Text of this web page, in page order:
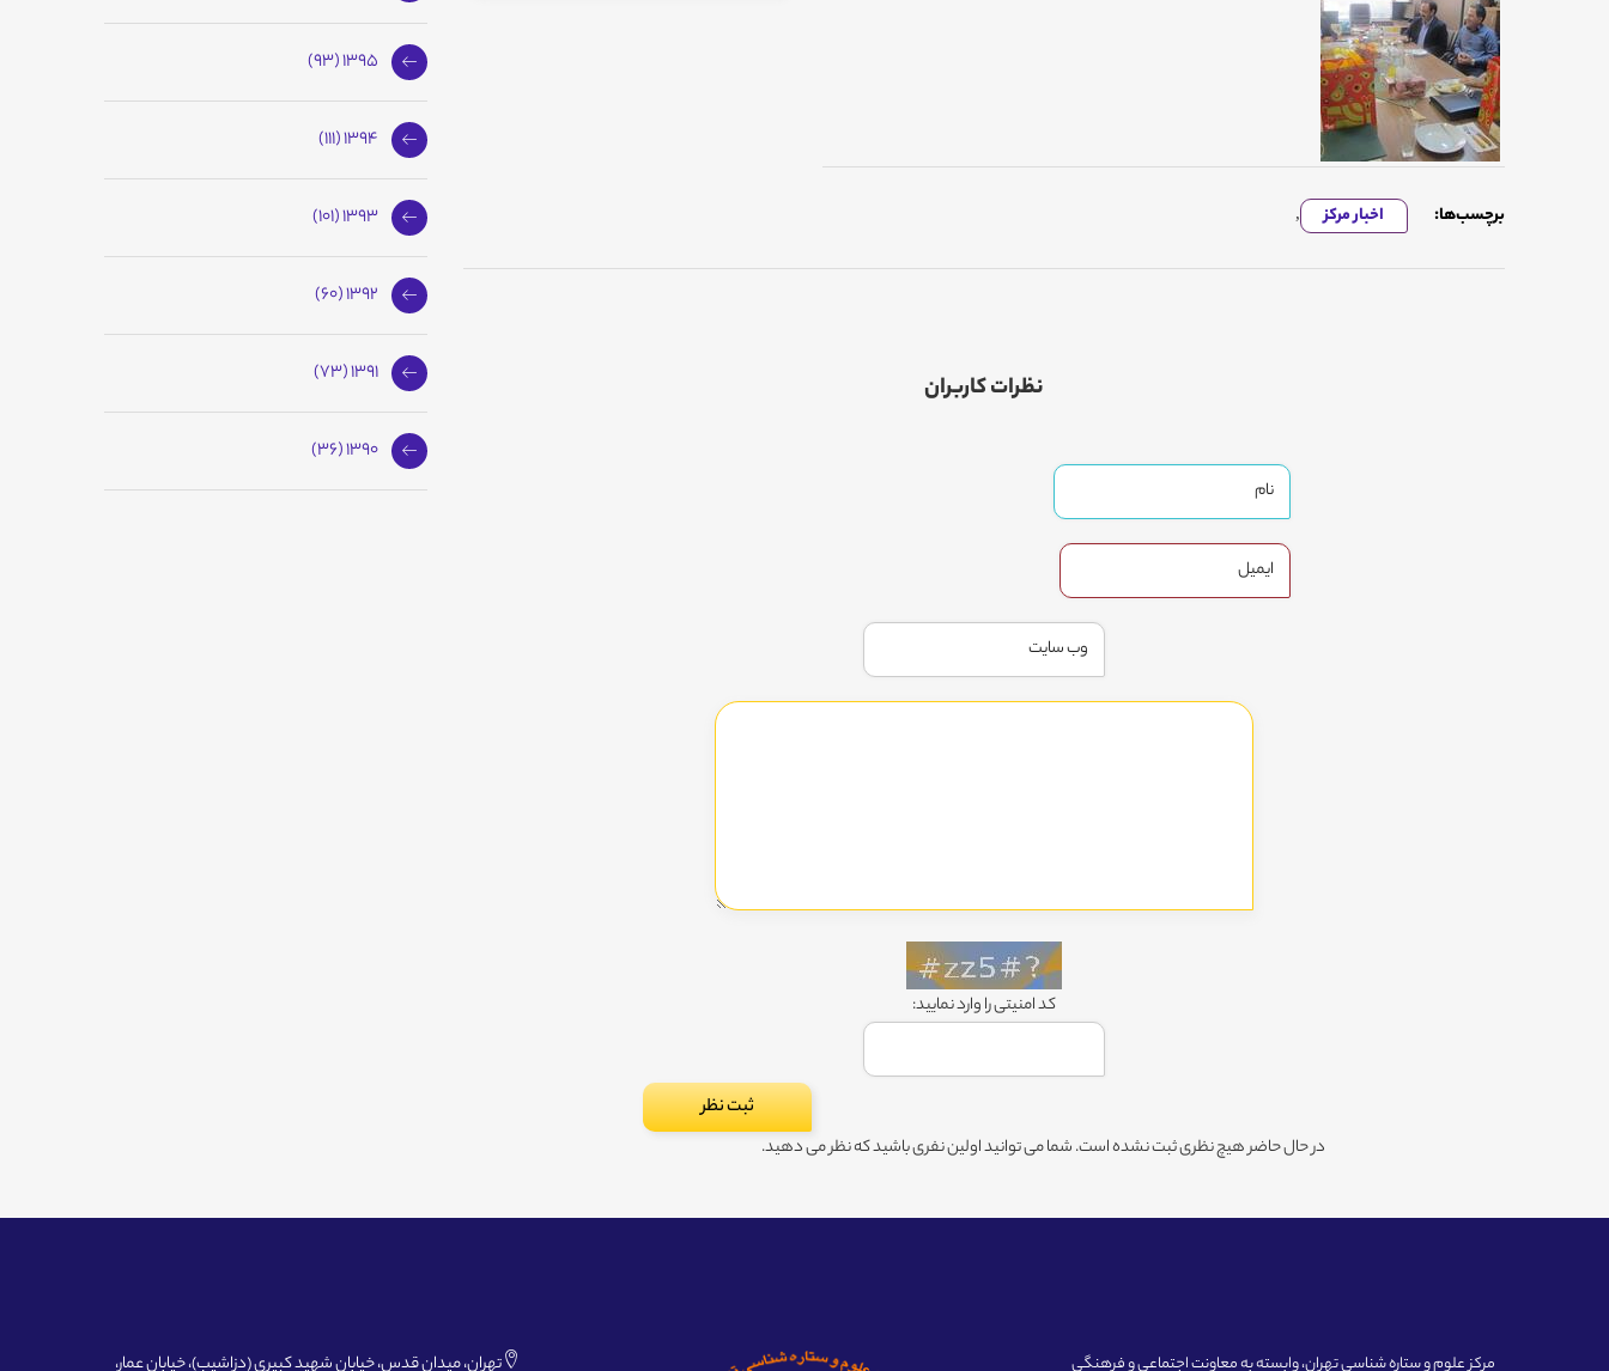
برچسب‌ها: اخبار مرکز ,
نظرات کاربران
کد امنیتی را وارد نمایید:
در حال حاضر هیچ نظری ثبت نشده است. شما می توانید اولین نفری باشید که نظر می دهید.
1395 (93)
1394 (111)
1393 (101)
1392 (60)
1391 (73)
1390 (36)
مرکز علوم و ستاره شناسی تهران، وابسته به معاونت اجتماعی و فرهنگی تهران، میدان قدس، خیابان شهید کبیری (دزاشیب)، خیابان عمار،